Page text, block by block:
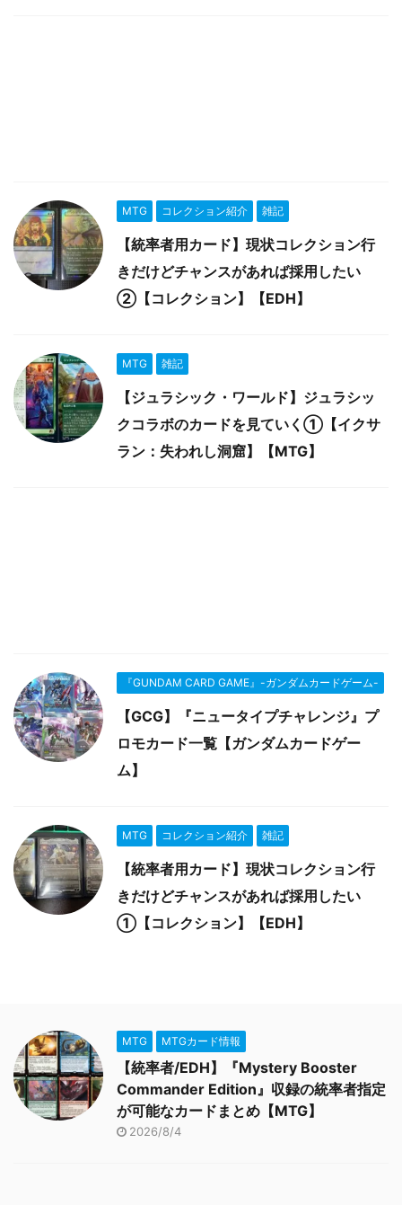
MTG コレクション紹介 雑記
【統率者用カード】現状コレクション行
きだけどチャンスがあれば採用したい
②【コレクション】【EDH】
MTG 雑記
【ジュラシック・ワールド】ジュラシッ
クコラボのカードを見ていく①【イクサ
ラン：失われし洞窟】【MTG】
『GUNDAM CARD GAME』-ガンダムカードゲーム-
【GCG】『ニュータイプチャレンジ』プ
ロモカード一覧【ガンダムカードゲー
ム】
MTG コレクション紹介 雑記
【統率者用カード】現状コレクション行
きだけどチャンスがあれば採用したい
①【コレクション】【EDH】
MTG MTGカード情報
【統率者/EDH】『Mystery Booster
Commander Edition』収録の統率者指定
が可能なカードまとめ【MTG】
2026/8/4